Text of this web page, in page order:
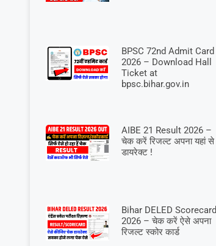
BPSC 72nd Admit Card
2026 – Download Hall
Ticket at
bpsc.bihar.gov.in
AIBE 21 Result 2026 –
चेक करें रिजल्ट अपना यहां से
डायरेक्ट !
Bihar DELED Scorecard
2026 – चेक करें ऐसे अपना
रिजल्ट स्कोर कार्ड